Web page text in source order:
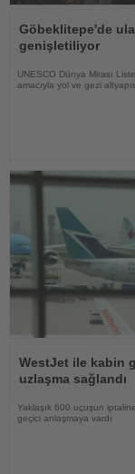
Oku
Göbeklitepe'de
genişletiliyor
UNESCO Dünya Mirası
amacıyla yol ve gezi
Oku
WestJet ile kabin
uzlaşma sağlandı
Yaklaşık 600 uçuşun
geçici anlaşmaya vardı